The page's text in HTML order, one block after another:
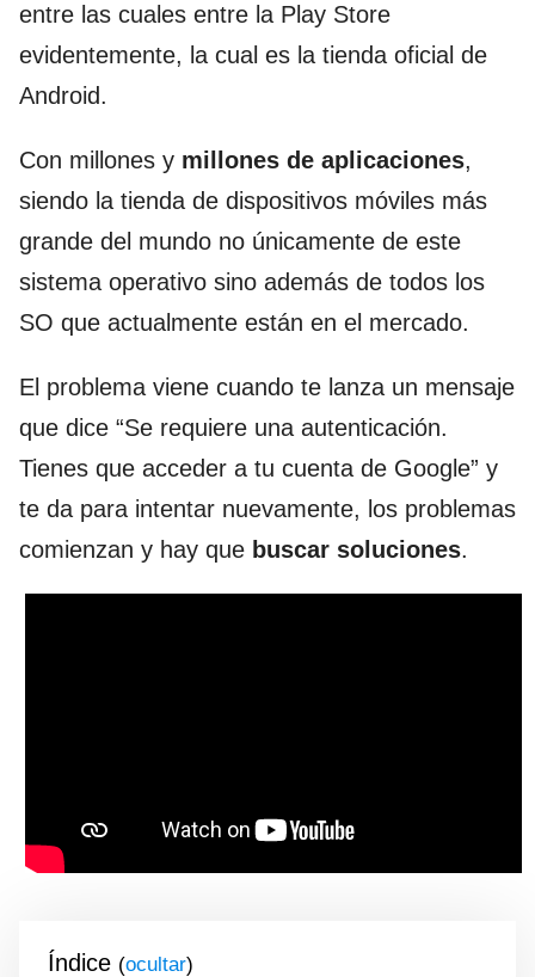
entre las cuales entre la Play Store
evidentemente, la cual es la tienda oficial de
Android.
Con millones y millones de aplicaciones,
siendo la tienda de dispositivos móviles más
grande del mundo no únicamente de este
sistema operativo sino además de todos los
SO que actualmente están en el mercado.
El problema viene cuando te lanza un mensaje
que dice “Se requiere una autenticación.
Tienes que acceder a tu cuenta de Google” y
te da para intentar nuevamente, los problemas
comienzan y hay que buscar soluciones.
Índice ( )